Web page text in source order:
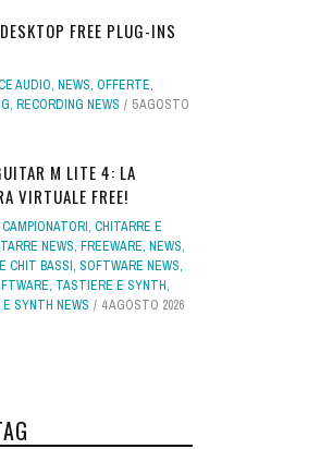
FREE PLUG-INS
AUDIO, NEWS, OFFERTE,
, RECORDING NEWS
5 AGOSTO
M LITE 4: LA
VIRTUALE FREE!
CAMPIONATORI, CHITARRE E
NEWS, FREEWARE, NEWS,
CHIT BASSI, SOFTWARE NEWS,
, TASTIERE E SYNTH,
SYNTH NEWS
4 AGOSTO 2026